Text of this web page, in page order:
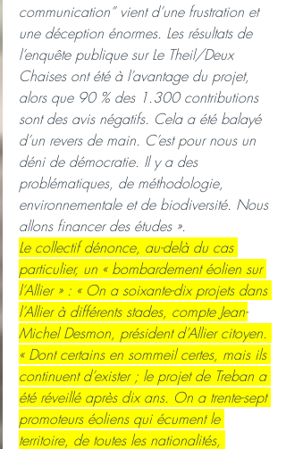
communication” vient d’une frustration et
une déception énormes. Les résultats de
l’enquête publique sur Le Theil/Deux
Chaises ont été à l’avantage du projet,
alors que 90 % des 1.300 contributions
sont des avis négatifs. Cela a été balayé
d’un revers de main. C’est pour nous un
déni de démocratie. Il y a des
problématiques, de méthodologie,
environnementale et de biodiversité. Nous
allons financer des études ».
Le collectif dénonce, au-delà du cas
particulier, un « bombardement éolien sur
l’Allier » : « On a soixante-dix projets dans
l’Allier à différents stades, compte Jean-
Michel Desmon, président d’Allier citoyen.
« Dont certains en sommeil certes, mais ils
continuent d’exister ; le projet de Treban a
été réveillé après dix ans. On a trente-sept
promoteurs éoliens qui écument le
territoire, de toutes les nationalités,